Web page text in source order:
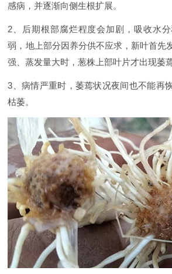
感病，并逐渐向侧生根扩展。
2、后期根部腐烂程度会加剧，吸收水
弱，地上部分因养分供不应求，新叶首先
强、蒸发量大时，葱株上部叶片才出现萎
3、病情严重时，萎蔫状况夜间也不能再
枯萎。